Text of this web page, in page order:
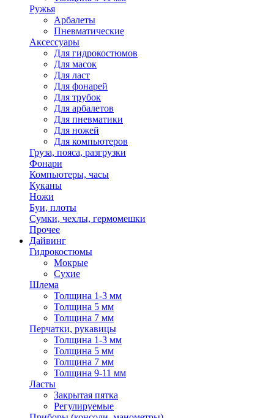
Ружья
Арбалеты
Пневматические
Аксессуары
Для гидрокостюмов
Для масок
Для ласт
Для фонарей
Для трубок
Для арбалетов
Для пневматики
Для ножей
Для компьютеров
Груза, пояса, разгрузки
Фонари
Компьютеры, часы
Куканы
Ножи
Буи, плоты
Сумки, чехлы, гермомешки
Прочее
Дайвинг
Гидрокостюмы
Мокрые
Сухие
Шлема
Толщина 1-3 мм
Толщина 5 мм
Толщина 7 мм
Перчатки, рукавицы
Толщина 1-3 мм
Толщина 5 мм
Толщина 7 мм
Толщина 9-11 мм
Ласты
Закрытая пятка
Регулируемые